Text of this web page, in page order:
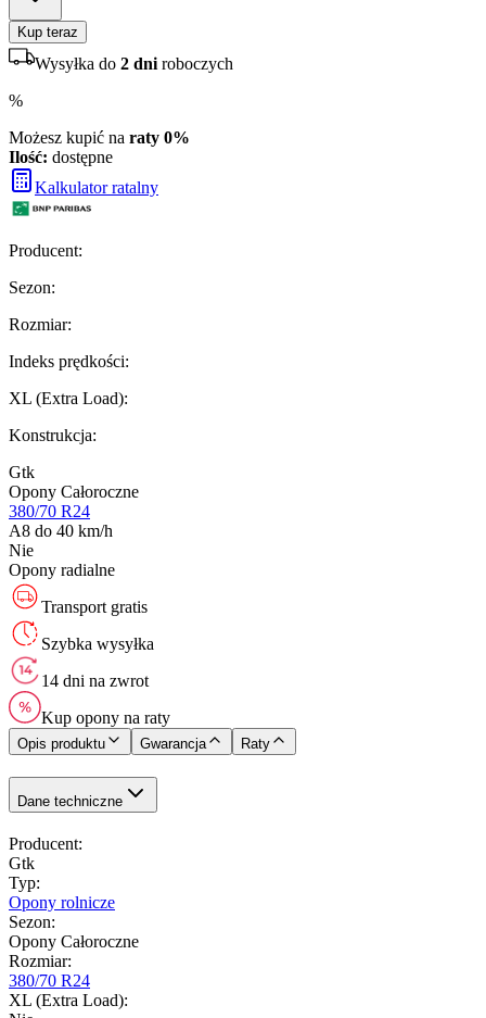
Kup teraz
Wysyłka do 2 dni roboczych
%
Możesz kupić na raty 0%
Ilość: dostępne
Kalkulator ratalny
Producent:
Sezon:
Rozmiar:
Indeks prędkości:
XL (Extra Load):
Konstrukcja:
Gtk
Opony Całoroczne
380/70 R24
A8 do 40 km/h
Nie
Opony radialne
Transport gratis
Szybka wysyłka
14 dni na zwrot
Kup opony na raty
Opis produktu Gwarancja Raty
Dane techniczne
Producent:
Gtk
Typ:
Opony rolnicze
Sezon:
Opony Całoroczne
Rozmiar:
380/70 R24
XL (Extra Load):